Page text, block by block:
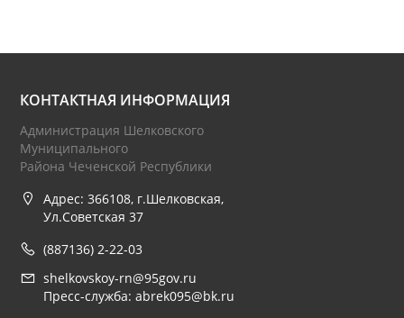
КОНТАКТНАЯ ИНФОРМАЦИЯ
Администрация Шелковского
Муниципального
Района Чеченской Республики
Адрес: 366108, г.Шелковская,
Ул.Советская 37
(887136) 2-22-03
shelkovskoy-rn@95gov.ru
Пресс-служба: abrek095@bk.ru